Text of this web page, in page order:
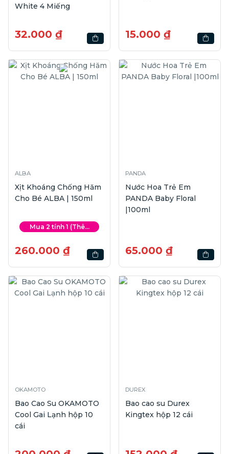
White 4 Miếng
32.000 ₫ 15.000 ₫
ALBA
Xịt Khoáng Chống Hăm
Cho Bé ALBA | 150ml
Mua 2 tính 1 (Thê...
260.000 ₫
PANDA
Nước Hoa Trẻ Em
PANDA Baby Floral
|100ml
65.000 ₫
OKAMOTO
Bao Cao Su OKAMOTO
Cool Gai Lạnh hộp 10
cái
DUREX
Bao cao su Durex
Kingtex hộp 12 cái